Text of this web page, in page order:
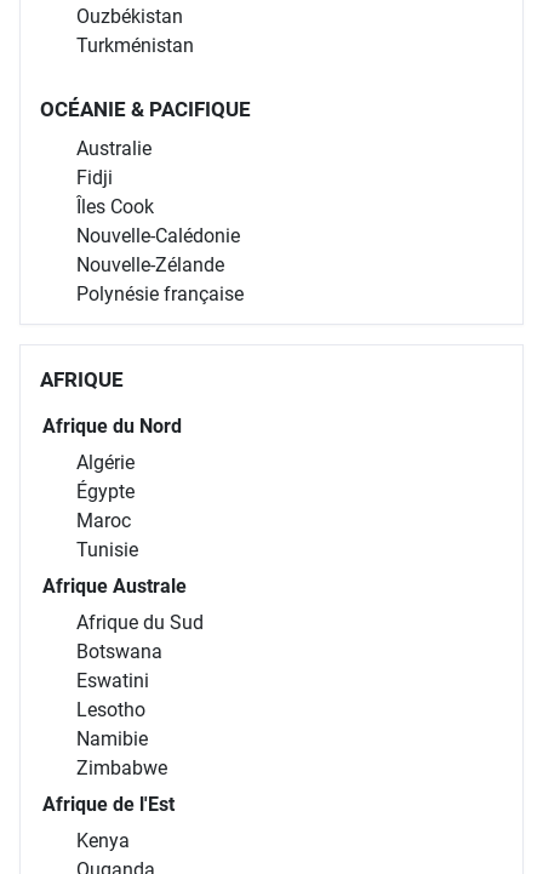
Ouzbékistan
Turkménistan
OCÉANIE & PACIFIQUE
Australie
Fidji
Îles Cook
Nouvelle-Calédonie
Nouvelle-Zélande
Polynésie française
AFRIQUE
Afrique du Nord
Algérie
Égypte
Maroc
Tunisie
Afrique Australe
Afrique du Sud
Botswana
Eswatini
Lesotho
Namibie
Zimbabwe
Afrique de l'Est
Kenya
Ouganda